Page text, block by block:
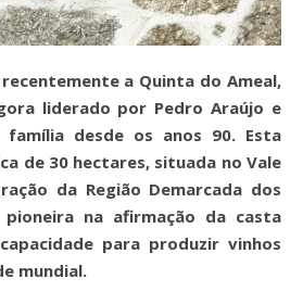
liderado por Pedro Araújo e
desde os anos 90. Esta
de 30 hectares, situada no Vale
da Região Demarcada dos
na afirmação da casta
para produzir vinhos
mundial.